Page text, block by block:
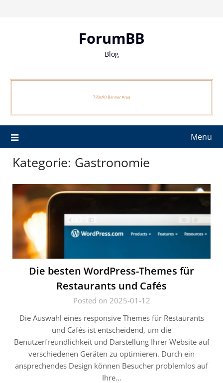
ForumBB
Blog
Menu
Kategorie: Gastronomie
Die besten WordPress-Themes für
Restaurants und Cafés
Posted on 2025-01-12
Die Auswahl eines responsive Themes für Restaurants
und Cafés ist entscheidend, um die
Benutzerfreundlichkeit und Darstellung Ihrer Website auf
verschiedenen Geräten zu optimieren. Durch ein
ansprechendes Design können Besucher problemlos auf
Ihre…